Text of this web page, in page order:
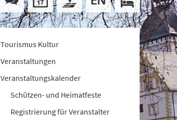
Tourismus Kultur
Veranstaltungen
Veranstaltungskalender
Schützen- und Heimatfeste
Registrierung für Veranstalter